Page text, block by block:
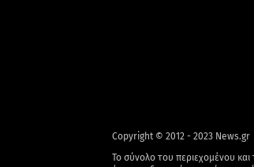
Copyright © 2012 - 2023 News.gr
Το σύνολο του περιεχομένου